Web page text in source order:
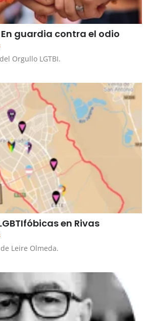
En guardia contra el odio
Orgullo LGTBI.
en Rivas
Leire Olmeda.